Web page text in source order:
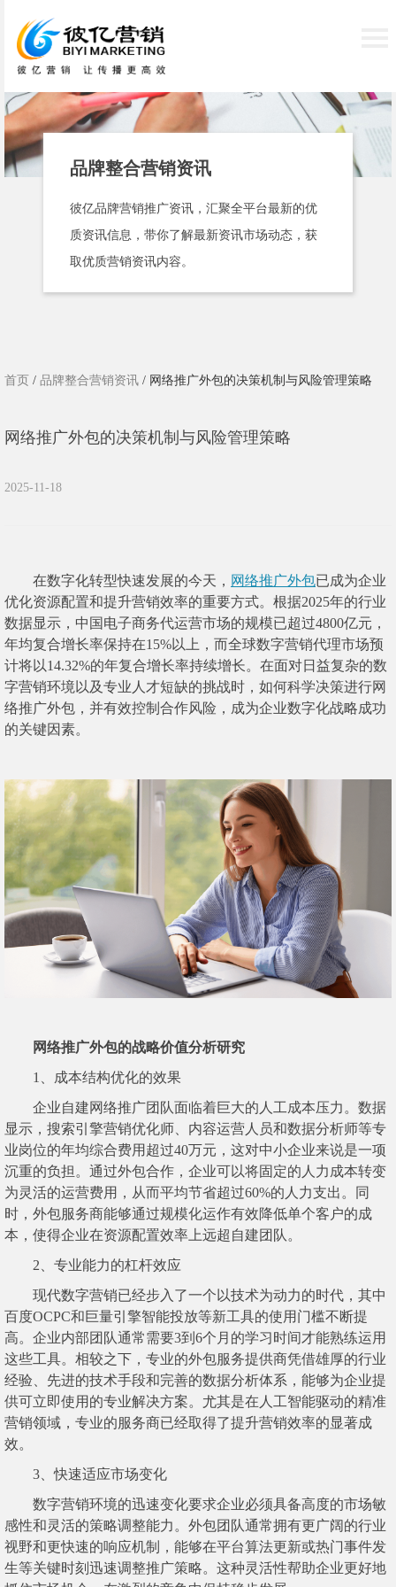
品牌整合营销资讯
彼亿品牌营销推广资讯，汇聚全平台最新的优
质资讯信息，带你了解最新资讯市场动态，获
取优质营销资讯内容。
首页 / 品牌整合营销资讯 / 网络推广外包的决策机制与风险管理策略
网络推广外包的决策机制与风险管理策略
2025-11-18
在数字化转型快速发展的今天， 网络推广外包已成为企业
优化资源配置和提升营销效率的重要方式。根据2025年的行业
数据显示，中国电子商务代运营市场的规模已超过4800亿元，
年均复合增长率保持在15%以上，而全球数字营销代理市场预
计将以14.32%的年复合增长率持续增长。在面对日益复杂的数
字营销环境以及专业人才短缺的挑战时，如何科学决策进行网
络推广外包，并有效控制合作风险，成为企业数字化战略成功
的关键因素。
网络推广外包的战略价值分析研究
1、成本结构优化的效果
企业自建网络推广团队面临着巨大的人工成本压力。数据
显示，搜索引擎营销优化师、内容运营人员和数据分析师等专
业岗位的年均综合费用超过40万元，这对中小企业来说是一项
沉重的负担。通过外包合作，企业可以将固定的人力成本转变
为灵活的运营费用，从而平均节省超过60%的人力支出。同
时，外包服务商能够通过规模化运作有效降低单个客户的成
本，使得企业在资源配置效率上远超自建团队。
2、专业能力的杠杆效应
现代数字营销已经步入了一个以技术为动力的时代，其中
百度OCPC和巨量引擎智能投放等新工具的使用门槛不断提
高。企业内部团队通常需要3到6个月的学习时间才能熟练运用
这些工具。相较之下，专业的外包服务提供商凭借雄厚的行业
经验、先进的技术手段和完善的数据分析体系，能够为企业提
供可立即使用的专业解决方案。尤其是在人工智能驱动的精准
营销领域，专业的服务商已经取得了提升营销效率的显著成
效。
3、快速适应市场变化
数字营销环境的迅速变化要求企业必须具备高度的市场敏
感性和灵活的策略调整能力。外包团队通常拥有更广阔的行业
视野和更快速的响应机制，能够在平台算法更新或热门事件发
生等关键时刻迅速调整推广策略。这种灵活性帮助企业更好地